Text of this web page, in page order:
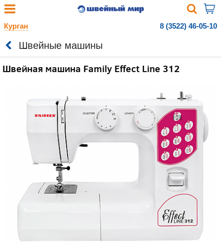
Курган 8 (3522) 46-05-10
Швейные машины
Швейная машина Family Effect Line 312